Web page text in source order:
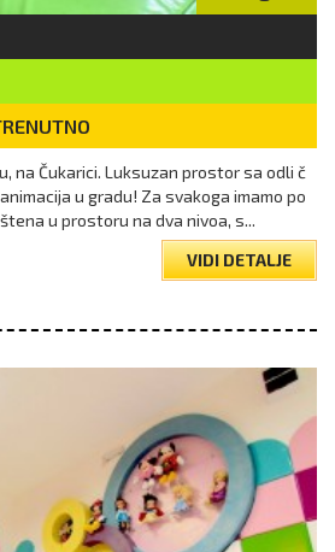
na Čukarici. Luksuzan prostor sa odli č
u gradu! Za svakoga imamo po
u prostoru na dva nivoa, s...
VIDI DETALJE